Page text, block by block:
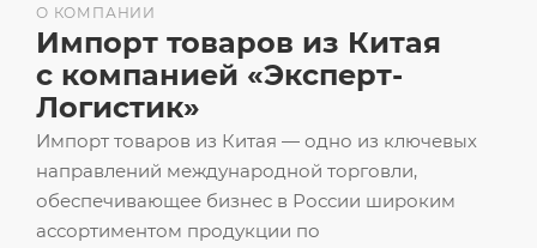
Импорт товаров из Китая — одно из ключевых
направлений международной торговли,
обеспечивающее бизнес в России широким
ассортиментом продукции по
О КОМПАНИИ
Импорт товаров из Китая
с компанией «Эксперт-
Логистик»